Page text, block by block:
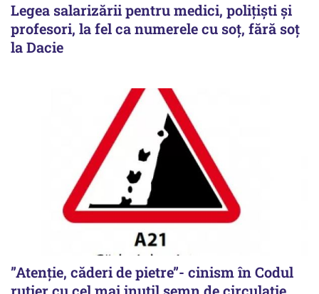
Legea salarizării pentru medici, polițiști și
profesori, la fel ca numerele cu soț, fără soț
la Dacie
”Atenție, căderi de pietre”- cinism în Codul